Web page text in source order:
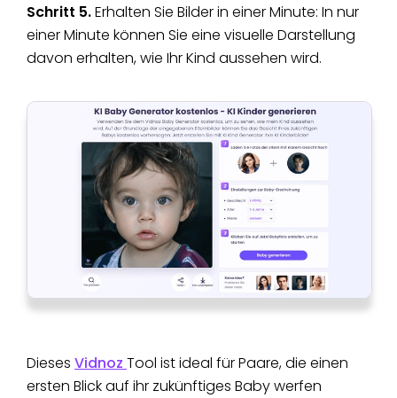
Schritt 5.Erhalten Sie Bilder in einer Minute: In nur
einer Minute können Sie eine visuelle Darstellung
davon erhalten, wie Ihr Kind aussehen wird.
Dieses Vidnoz Tool ist ideal für Paare, die einen
ersten Blick auf ihr zukünftiges Baby werfen